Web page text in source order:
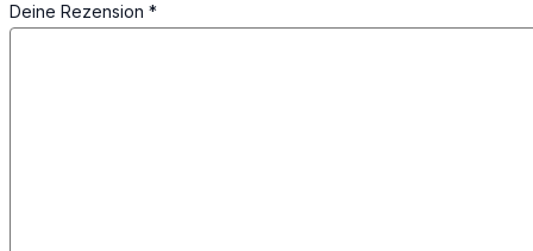
Deine Rezension *